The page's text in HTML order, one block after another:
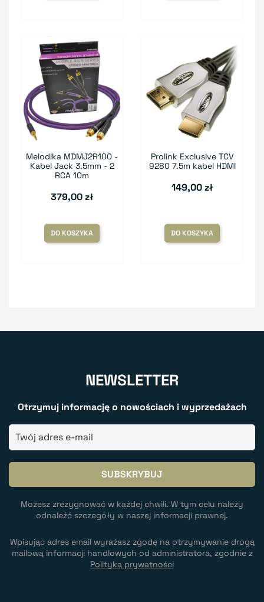
Melodika MDMJ2R100 -
Kabel Jack 3.5mm - 2
RCA 10m
379,00 zł
DO KOSZYKA
Prolink Exclusive TCV
9280 7.5m kabel HDMI
149,00 zł
DO KOSZYKA
NEWSLETTER
Otrzymuj informację o nowościach i wyprzedażach
Możesz zrezygnować w każdej chwili. W tym celu należy
odnaleźć szczegóły w naszej informacji prawnej.
Wpisując adres email wyrażasz zgodę na otrzymywanie drogą
mailową informacji handlowych od administratora, zgodnie z
Polityką prywatności